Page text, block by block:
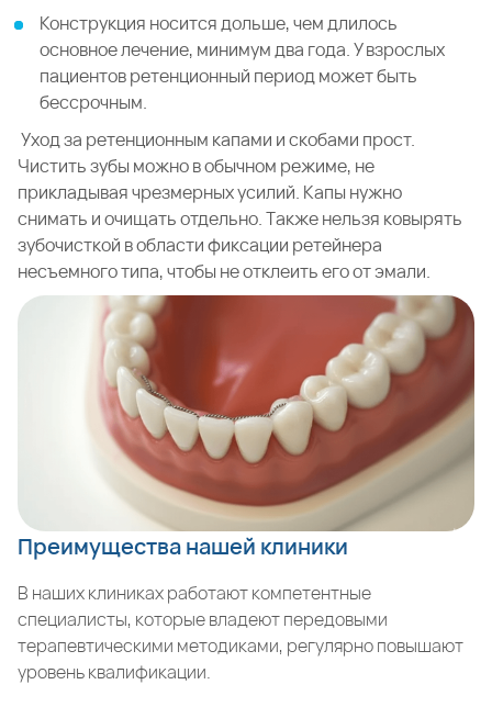
Конструкция носится дольше, чем длилось
основное лечение, минимум два года. У взрослых
пациентов ретенционный период может быть
бессрочным.
Уход за ретенционным капами и скобами прост.
Чистить зубы можно в обычном режиме, не
прикладывая чрезмерных усилий. Капы нужно
снимать и очищать отдельно. Также нельзя ковырять
зубочисткой в области фиксации ретейнера
несъемного типа, чтобы не отклеить его от эмали.
Преимущества нашей клиники
В наших клиниках работают компетентные
специалисты, которые владеют передовыми
терапевтическими методиками, регулярно повышают
уровень квалификации.